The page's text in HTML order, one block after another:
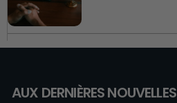
AUX DERNIÈRES NOUVELLES